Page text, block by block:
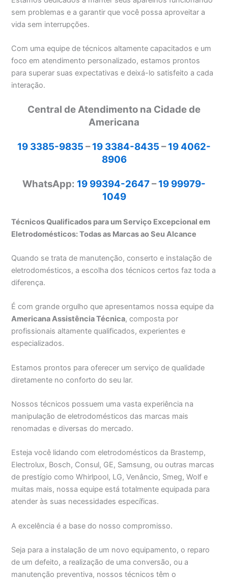
sem problemas e a garantir que você possa aproveitar a
vida sem interrupções.
Com uma equipe de técnicos altamente capacitados e um
foco em atendimento personalizado, estamos prontos
para superar suas expectativas e deixá-lo satisfeito a cada
interação.
Central de Atendimento na Cidade de
Americana
19 3385-9835 –19 3384-8435 –19 4062-
8906
WhatsApp: 19 99394-2647–19 99979-
1049
Técnicos Qualificados para um Serviço Excepcional em
Eletrodomésticos: Todas as Marcas ao Seu Alcance
Quando se trata de manutenção, conserto e instalação de
eletrodomésticos, a escolha dos técnicos certos faz toda a
diferença.
É com grande orgulho que apresentamos nossa equipe da
Americana Assistência Técnica, composta por
profissionais altamente qualificados, experientes e
especializados.
Estamos prontos para oferecer um serviço de qualidade
diretamente no conforto do seu lar.
Nossos técnicos possuem uma vasta experiência na
manipulação de eletrodomésticos das marcas mais
renomadas e diversas do mercado.
Esteja você lidando com eletrodomésticos da Brastemp,
Electrolux, Bosch, Consul, GE, Samsung, ou outras marcas
de prestígio como Whirlpool, LG, Venâncio, Smeg, Wolf e
muitas mais, nossa equipe está totalmente equipada para
atender às suas necessidades específicas.
A excelência é a base do nosso compromisso.
Seja para a instalação de um novo equipamento, o reparo
de um defeito, a realização de uma conversão, ou a
manutenção preventiva, nossos técnicos têm o